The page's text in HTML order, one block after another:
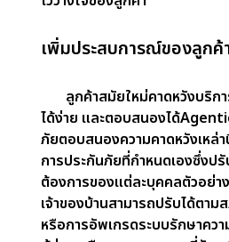
ทั้งหมดโดยอัตโนมัติ ตั้งแต่ก
รวดเร็ว ตรวจจับความไม่ส
การแก้ไขปัญหาอย่างมีนัยส
เพิ่มความพึงพอใจของลูกค้
การเคลมที่สูงขึ้นโดยไม่ทำใ
การตรวจจับและป้องกั